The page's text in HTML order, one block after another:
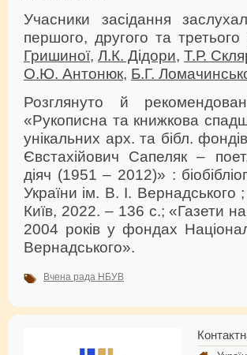
Учасники засідання
першого, другого та
Гришиної, Л.К. Дідори, Т.Р.
О.Ю. Антонюк, Б.Г.
Розглянуто й
«Рукописна та книжкова
унікальних арх. та бібл.
Євстахійович Сапеляк –
діяч (1951 – 2012)» :
України ім. В. І.
Київ, 2022. – 136 с.; «Газети
2004 років у фондах
Вернадського».
Вчена рада НБУВ